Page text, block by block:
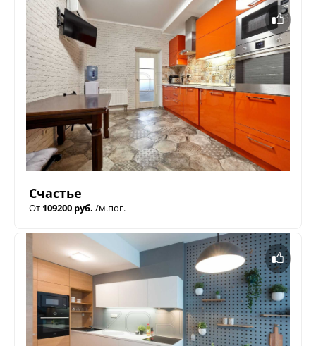
Счастье
От 109200 руб. /м.пог.